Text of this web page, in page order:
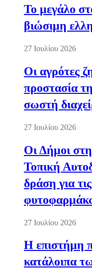
Το μεγάλο
βιώσιμη
27 Ιουλίου 2026
Οι αγρότες
προστασία
σωστή
27 Ιουλίου 2026
Οι Δήμοι
Τοπική
δράση για
27 Ιουλίου 2026
Η επιστήμη
κατάλοιπα